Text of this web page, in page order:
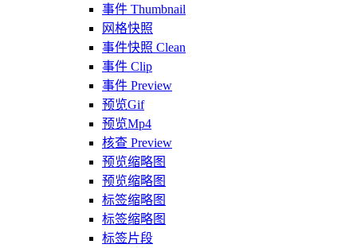
事件 Thumbnail
网格快照
事件快照 Clean
事件 Clip
事件 Preview
预览Gif
预览Mp4
核查 Preview
预览缩略图
预览缩略图
标签缩略图
标签缩略图
标签片段